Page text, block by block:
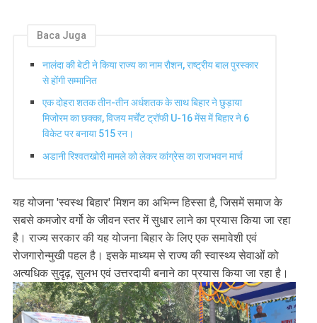
Baca Juga
नालंदा की बेटी ने किया राज्य का नाम रौशन, राष्ट्रीय बाल पुरस्कार
से होंगी सम्मानित
एक दोहरा शतक तीन-तीन अर्धशतक के साथ बिहार ने छुड़ाया
मिजोरम का छक्का, विजय मर्चेंट ट्रॉफी U-16 मेंस में बिहार ने 6
विकेट पर बनाया 515 रन।
अडानी रिश्वतखोरी मामले को लेकर कांग्रेस का राजभवन मार्च
यह योजना 'स्वस्थ बिहार' मिशन का अभिन्न हिस्सा है, जिसमें समाज के
सबसे कमजोर वर्गो के जीवन स्तर में सुधार लाने का प्रयास किया जा रहा
है। राज्य सरकार की यह योजना बिहार के लिए एक समावेशी एवं
रोजगारोन्मुखी पहल है। इसके माध्यम से राज्य की स्वास्थ्य सेवाओं को
अत्यधिक सुदृढ़, सुलभ एवं उत्तरदायी बनाने का प्रयास किया जा रहा है।